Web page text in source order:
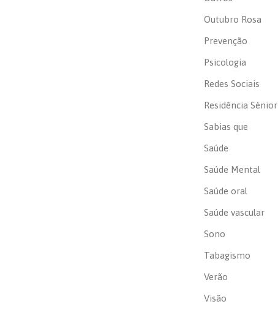
Outubro Rosa
Prevenção
Psicologia
Redes Sociais
Residência Sénior
Sabias que
Saúde
Saúde Mental
Saúde oral
Saúde vascular
Sono
Tabagismo
Verão
Visão